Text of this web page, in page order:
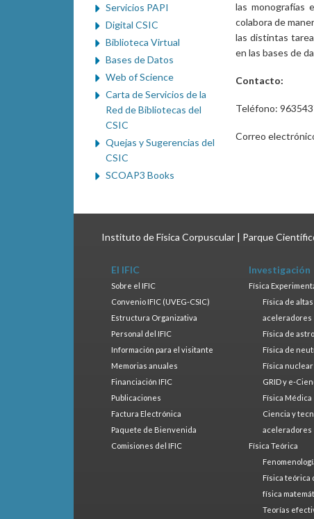
las monografías
colabora de
las distintas
en las bases de
Contacto:
Teléfono:
Correo
Servicios PAPI
Digital CSIC
Biblioteca Virtual
Bases de Datos
Web of Science
Carta de Servicios de la
Red de Bibliotecas del
CSIC
Quejas y Sugerencias del
CSIC
SCOAP3 Books
Instituto de Física Corpuscular | Parque
El IFIC
Sobre el IFIC
Convenio IFIC (UVEG-CSIC)
Estructura Organizativa
Personal del IFIC
Información para el visitante
Memorias anuales
Financiación IFIC
Publicaciones
Factura Electrónica
Paquete de Bienvenida
Comisiones del IFIC
Investigación
Física
Física de
aceleradores
Física de
Física de
Física nuclear
GRID y e-
Física Médica
Ciencia y
aceleradores
Física Teórica
Física teórica
física
Teorías